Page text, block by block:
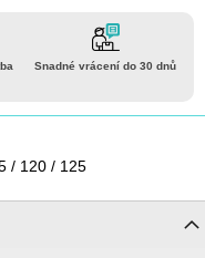
Snadné vrácení do 30 dnů
/ 120 / 125